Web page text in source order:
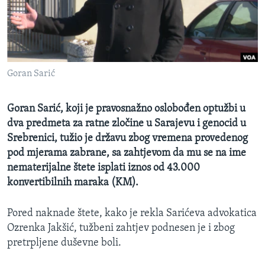
MAGAZIN
O GLASU AMERIKE
Learning English
Jezici
Goran Sarić
Goran Sarić, koji je pravosnažno oslobođen optužbi u
dva predmeta za ratne zločine u Sarajevu i genocid u
Srebrenici, tužio je državu zbog vremena provedenog
pod mjerama zabrane, sa zahtjevom da mu se na ime
nematerijalne štete isplati iznos od 43.000
konvertibilnih maraka (KM).
Pored naknade štete, kako je rekla Sarićeva advokatica
Ozrenka Jakšić, tužbeni zahtjev podnesen je i zbog
pretrpljene duševne boli.